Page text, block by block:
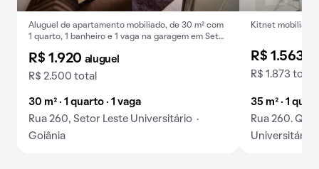
Aluguel de apartamento mobiliado, de 30 m² com
1 quarto, 1 banheiro e 1 vaga na garagem em Setor
R$ 1.920 aluguel
R$ 2.500 total
30 m² · 1 quarto · 1 vaga
Rua 260, Setor Leste Universitário ·
Goiânia
Kitnet mobiliada
R$ 1.563
R$ 1.873 total
35 m² · 1
Rua 260. Q
Universitário